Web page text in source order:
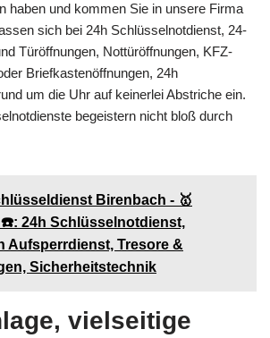
haben und kommen Sie in unsere Firma
sich bei 24h Schlüsselnotdienst, 24-
Türöffnungen, Nottüröffnungen, KFZ-
Briefkastenöffnungen, 24h
um die Uhr auf keinerlei Abstriche ein.
begeistern nicht bloß durch
Birenbach - 🥇
24h Schlüsselnotdienst,
Aufsperrdienst, Tresore &
Sicherheitstechnik
vielseitige